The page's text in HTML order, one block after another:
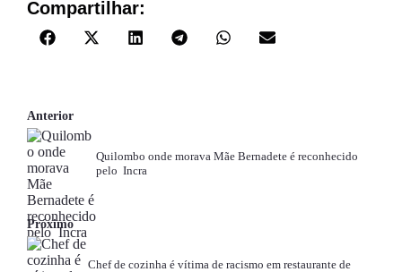
Compartilhar:
Anterior
Quilombo onde morava Mãe Bernadete é reconhecido
pelo Incra
Próximo
Chef de cozinha é vítima de racismo em restaurante de